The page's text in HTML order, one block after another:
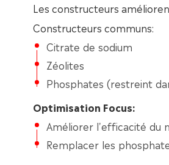
Les constructeurs
Constructeurs communs:
Citrate de sodium
Zéolites
Phosphates (restreint
Optimisation Focus:
Améliorer l'efficacité du
Remplacer les